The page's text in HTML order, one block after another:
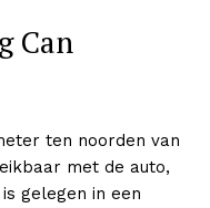
Can
ten noorden van
met de auto,
gelegen in een